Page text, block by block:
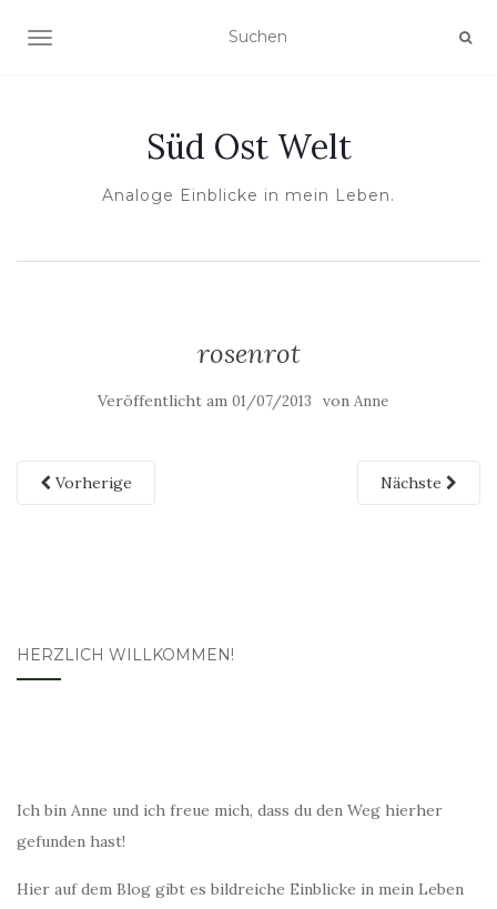
NAVIGATION UMSCHALTEN
Süd Ost Welt
Analoge Einblicke in mein Leben.
rosenrot
Veröffentlicht am 01/07/2013 von Anne
Vorherige Nächste
HERZLICH WILLKOMMEN!
Ich bin Anne und ich freue mich, dass du den Weg hierher
gefunden hast!
Hier auf dem Blog gibt es bildreiche Einblicke in mein Leben